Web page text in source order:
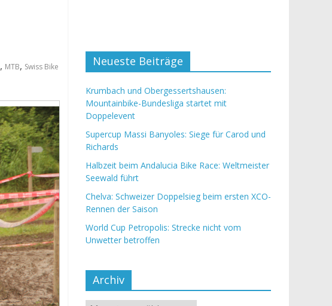
, MTB, Swiss Bike
Neueste Beiträge
Krumbach und Obergessertshausen:
Mountainbike-Bundesliga startet mit
Doppelevent
Supercup Massi Banyoles: Siege für Carod und
Richards
Halbzeit beim Andalucia Bike Race: Weltmeister
Seewald führt
Chelva: Schweizer Doppelsieg beim ersten XCO-
Rennen der Saison
World Cup Petropolis: Strecke nicht vom
Unwetter betroffen
Archiv